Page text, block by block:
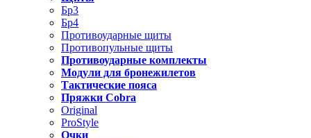
Бр3
Бр4
Противоударные щиты
Противопульные щиты
Противоударные комплекты
Модули для бронежилетов
Тактические пояса
Пряжки Cobra
Original
ProStyle
Очки